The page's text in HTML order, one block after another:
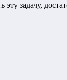
задачу,